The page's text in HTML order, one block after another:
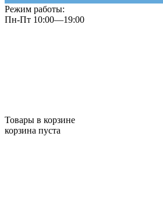
Режим работы:
Пн-Пт 10:00—19:00
Товары в корзине
корзина пуста